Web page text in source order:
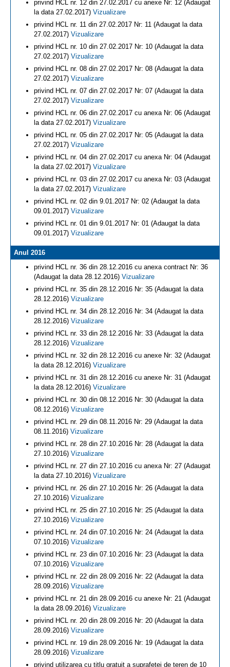
privind HCL nr. 12 din 27.02.2017 cu anexe Nr: 12 (Adaugat
la data 27.02.2017) Vizualizare
privind HCL nr. 11 din 27.02.2017 Nr: 11 (Adaugat la data
27.02.2017) Vizualizare
privind HCL nr. 10 din 27.02.2017 Nr: 10 (Adaugat la data
27.02.2017) Vizualizare
privind HCL nr. 08 din 27.02.2017 Nr: 08 (Adaugat la data
27.02.2017) Vizualizare
privind HCL nr. 07 din 27.02.2017 Nr: 07 (Adaugat la data
27.02.2017) Vizualizare
privind HCL nr. 06 din 27.02.2017 cu anexa Nr: 06 (Adaugat
la data 27.02.2017) Vizualizare
privind HCL nr. 05 din 27.02.2017 Nr: 05 (Adaugat la data
27.02.2017) Vizualizare
privind HCL nr. 04 din 27.02.2017 cu anexa Nr: 04 (Adaugat
la data 27.02.2017) Vizualizare
privind HCL nr. 03 din 27.02.2017 cu anexa Nr: 03 (Adaugat
la data 27.02.2017) Vizualizare
privind HCL nr. 02 din 9.01.2017 Nr: 02 (Adaugat la data
09.01.2017) Vizualizare
privind HCL nr. 01 din 9.01.2017 Nr: 01 (Adaugat la data
09.01.2017) Vizualizare
Anul 2016
privind HCL nr. 36 din 28.12.2016 cu anexa contract Nr: 36
(Adaugat la data 28.12.2016) Vizualizare
privind HCL nr. 35 din 28.12.2016 Nr: 35 (Adaugat la data
28.12.2016) Vizualizare
privind HCL nr. 34 din 28.12.2016 Nr: 34 (Adaugat la data
28.12.2016) Vizualizare
privind HCL nr. 33 din 28.12.2016 Nr: 33 (Adaugat la data
28.12.2016) Vizualizare
privind HCL nr. 32 din 28.12.2016 cu anexe Nr: 32 (Adaugat
la data 28.12.2016) Vizualizare
privind HCL nr. 31 din 28.12.2016 cu anexe Nr: 31 (Adaugat
la data 28.12.2016) Vizualizare
privind HCL nr. 30 din 08.12.2016 Nr: 30 (Adaugat la data
08.12.2016) Vizualizare
privind HCL nr. 29 din 08.11.2016 Nr: 29 (Adaugat la data
08.11.2016) Vizualizare
privind HCL nr. 28 din 27.10.2016 Nr: 28 (Adaugat la data
27.10.2016) Vizualizare
privind HCL nr. 27 din 27.10.2016 cu anexa Nr: 27 (Adaugat
la data 27.10.2016) Vizualizare
privind HCL nr. 26 din 27.10.2016 Nr: 26 (Adaugat la data
27.10.2016) Vizualizare
privind HCL nr. 25 din 27.10.2016 Nr: 25 (Adaugat la data
27.10.2016) Vizualizare
privind HCL nr. 24 din 07.10.2016 Nr: 24 (Adaugat la data
07.10.2016) Vizualizare
privind HCL nr. 23 din 07.10.2016 Nr: 23 (Adaugat la data
07.10.2016) Vizualizare
privind HCL nr. 22 din 28.09.2016 Nr: 22 (Adaugat la data
28.09.2016) Vizualizare
privind HCL nr. 21 din 28.09.2016 cu anexe Nr: 21 (Adaugat
la data 28.09.2016) Vizualizare
privind HCL nr. 20 din 28.09.2016 Nr: 20 (Adaugat la data
28.09.2016) Vizualizare
privind HCL nr. 19 din 28.09.2016 Nr: 19 (Adaugat la data
28.09.2016) Vizualizare
privind utilizarea cu titlu gratuit a suprafetei de teren de 10